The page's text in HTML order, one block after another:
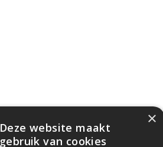
×
Deze website maakt
gebruik van cookies